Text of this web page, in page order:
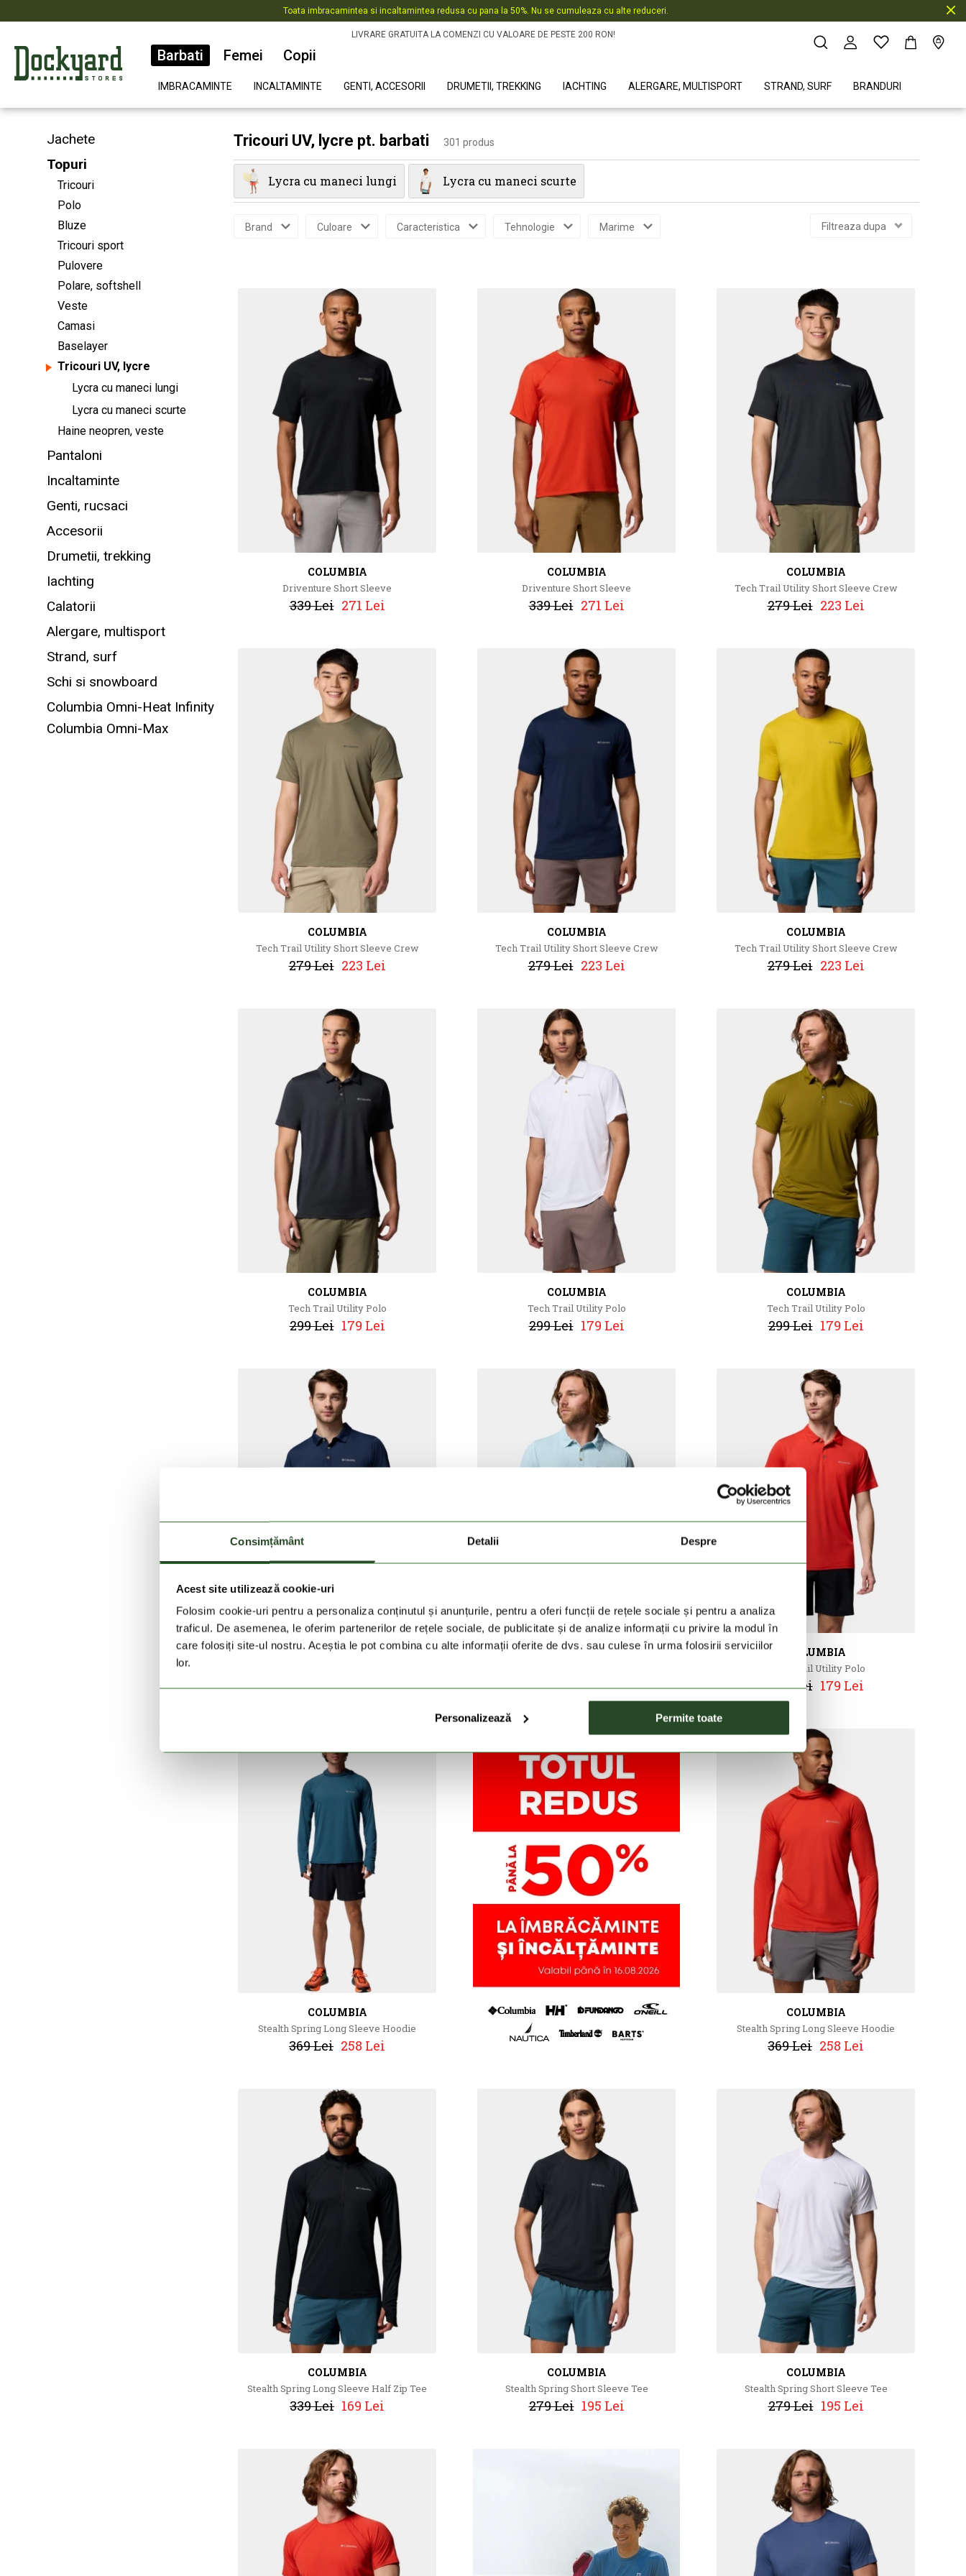
Consimțământ Detalii Despre
Acest site utilizează cookie-uri
Folosim cookie-uri pentru a personaliza conținutul și anunțurile, pentru a oferi funcții de rețele sociale și pentru a analiza
traficul. De asemenea, le oferim partenerilor de rețele sociale, de publicitate și de analize informații cu privire la modul în
care folosiți site-ul nostru. Aceștia le pot combina cu alte informații oferite de dvs. sau culese în urma folosirii serviciilor
lor.
Personalizează Permite toate
Toata imbracamintea si incaltamintea redusa cu pana la 50%. Nu se cumuleaza cu alte reduceri.
LIVRARE GRATUITA LA COMENZI CU VALOARE DE PESTE 200 RON!
Barbati Femei Copii
IMBRACAMINTE INCALTAMINTE GENTI, ACCESORII DRUMETII, TREKKING IACHTING ALERGARE, MULTISPORT STRAND, SURF BRANDURI
Jachete
Topuri
Tricouri
Polo
Bluze
Tricouri sport
Pulovere
Polare, softshell
Veste
Camasi
Baselayer
Tricouri UV, lycre
Lycra cu maneci lungi
Lycra cu maneci scurte
Haine neopren, veste
Pantaloni
Incaltaminte
Genti, rucsaci
Accesorii
Drumetii, trekking
Iachting
Calatorii
Alergare, multisport
Strand, surf
Schi si snowboard
Columbia Omni-Heat Infinity
Columbia Omni-Max
Tricouri UV, lycre pt. barbati 301 produs
Lycra cu maneci lungi Lycra cu maneci scurte
Brand Culoare Caracteristica Tehnologie Marime Filtreaza dupa
COLUMBIA
Driventure Short Sleeve
339 Lei 271 Lei
COLUMBIA
Driventure Short Sleeve
339 Lei 271 Lei
COLUMBIA
Tech Trail Utility Short Sleeve Crew
279 Lei 223 Lei
COLUMBIA
Tech Trail Utility Short Sleeve Crew
279 Lei 223 Lei
COLUMBIA
Tech Trail Utility Short Sleeve Crew
279 Lei 223 Lei
COLUMBIA
Tech Trail Utility Short Sleeve Crew
279 Lei 223 Lei
COLUMBIA
Tech Trail Utility Polo
299 Lei 179 Lei
COLUMBIA
Tech Trail Utility Polo
299 Lei 179 Lei
COLUMBIA
Tech Trail Utility Polo
299 Lei 179 Lei
COLUMBIA
299 Lei 179 Lei
COLUMBIA
299 Lei 179 Lei
COLUMBIA
Tech Trail Utility Polo
299 Lei 179 Lei
COLUMBIA
Stealth Spring Long Sleeve Hoodie
369 Lei 258 Lei
COLUMBIA
Stealth Spring Long Sleeve Hoodie
369 Lei 258 Lei
COLUMBIA
Stealth Spring Long Sleeve Half Zip Tee
339 Lei 169 Lei
COLUMBIA
Stealth Spring Short Sleeve Tee
279 Lei 195 Lei
COLUMBIA
Stealth Spring Short Sleeve Tee
279 Lei 195 Lei